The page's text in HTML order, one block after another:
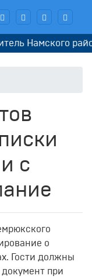
Намского
с
о
Гости должны
при